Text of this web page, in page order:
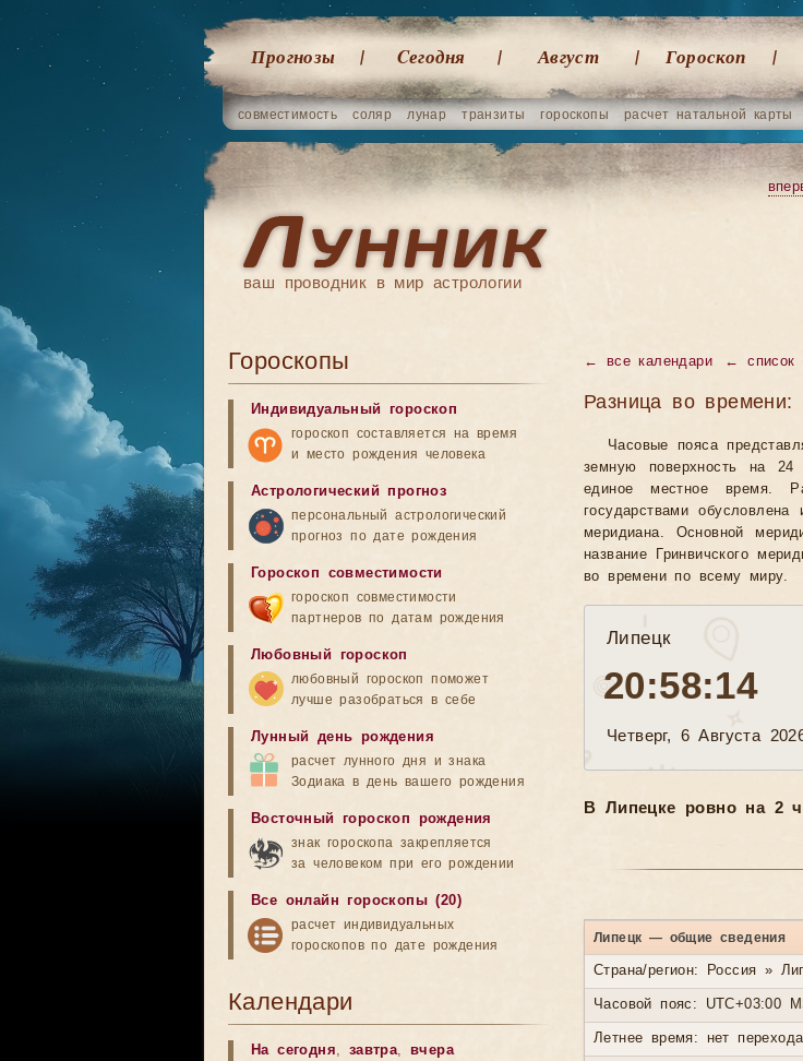
Прогнозы Cегодня Август Гороскоп
совместимость соляр лунар транзиты гороскопы расчет натальной карты
ваш проводник в мир астрологии
← все календари ←список
Разница во
Часовые пояса
земную поверхность на
единое местное время.
государствами обусловлена
меридиана. Основной
название Гринвичского
во времени по всему миру.
Липецк
20:58:16
Четверг, 6 Августа
В Липецке ровно на 2
Липецк — общие сведения
Страна/регион: Россия »
Часовой пояс: UTC+03:00
Летнее время: нет перехода
Гороскопы
Индивидуальный гороскоп
гороскоп составляется на время
и место рождения человека
Астрологический прогноз
персональный астрологический
прогноз по дате рождения
Гороскоп совместимости
гороскоп совместимости
партнеров по датам рождения
Любовный гороскоп
любовный гороскоп поможет
лучше разобраться в себе
Лунный день рождения
расчет лунного дня и знака
Зодиака в день вашего рождения
Восточный гороскоп рождения
знак гороскопа закрепляется
за человеком при его рождении
Все онлайн гороскопы (20)
расчет индивидуальных
гороскопов по дате рождения
Календари
На сегодня, завтра,вчера